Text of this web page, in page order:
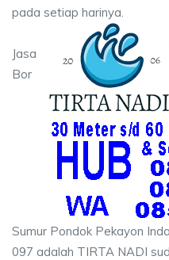
pada setiap harinya.
Jasa
Bor
Sumur Pondok Pekayon
097 adalah TIRTA NADI